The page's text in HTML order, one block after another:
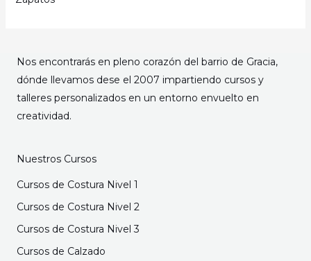
Nos encontrarás en pleno corazón del barrio de Gracia,
dónde llevamos dese el 2007 impartiendo cursos y
talleres personalizados en un entorno envuelto en
creatividad.
Nuestros Cursos
Cursos de Costura Nivel 1
Cursos de Costura Nivel 2
Cursos de Costura Nivel 3
Cursos de Calzado